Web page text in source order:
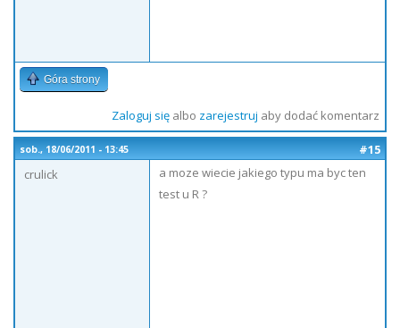
Góra strony
Zaloguj sięalbo zarejestruj aby dodać komentarz
sob., 18/06/2011 - 13:45
#15
crulick
a moze wiecie jakiego typu ma byc ten
test u R ?